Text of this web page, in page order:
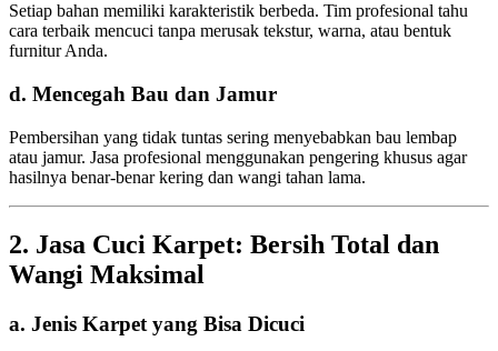
Setiap bahan memiliki karakteristik berbeda. Tim profesional tahu
cara terbaik mencuci tanpa merusak tekstur, warna, atau bentuk
furnitur Anda.
d. Mencegah Bau dan Jamur
Pembersihan yang tidak tuntas sering menyebabkan bau lembap
atau jamur. Jasa profesional menggunakan pengering khusus agar
hasilnya benar-benar kering dan wangi tahan lama.
2. Jasa Cuci Karpet: Bersih Total dan
Wangi Maksimal
a. Jenis Karpet yang Bisa Dicuci